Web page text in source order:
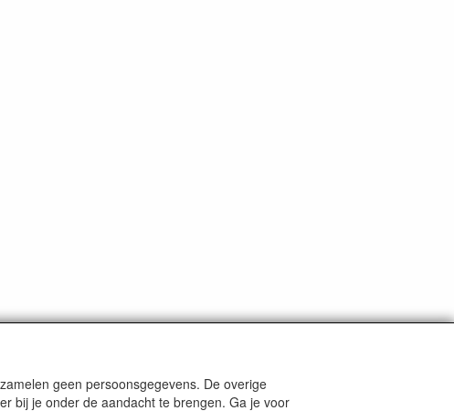
anders staat aangegeven.
geen persoonsgegevens. De overige
bij je onder de aandacht te brengen. Ga je voor